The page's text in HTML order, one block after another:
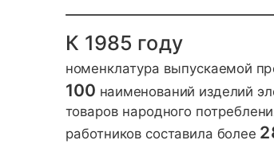
К 1985 году
номенклатура выпускаемой
100 наименований изделий
товаров народного
работников составила более